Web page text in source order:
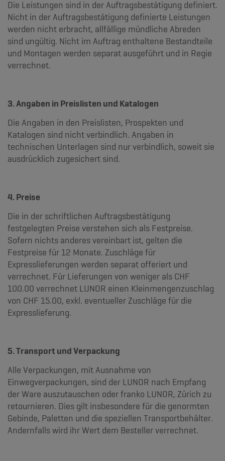
Die Leistungen sind in der Auftragsbestätigung definiert.
Nicht in der Auftragsbestätigung definierte Leistungen
werden nicht erbracht, allfällige mündliche Abreden
sind ungültig. Nicht im Auftrag enthaltene Bestandteile
und Montagen werden separat ausgeführt und in Regie
verrechnet.
3. Angaben in Preislisten und Katalogen
Die Angaben in den Preislisten, Prospekten und
Katalogen sind nicht verbindlich. Angaben in
technischen Unterlagen sind nur verbindlich, soweit sie
ausdrücklich zugesichert sind.
4. Preise
Die in der schriftlichen Auftragsbestätigung
festgelegten Preise verstehen sich als Festpreise.
Sofern nichts anderes vereinbart ist, gelten die
Festpreise für 12 Monate. Zuschläge für
Expresslieferungen werden separat offeriert und
verrechnet. Für Lieferungen von weniger als CHF
100.00 verrechnet LUNOR einen Kleinmengenzuschlag
von CHF 15.00, exkl. eventueller Zuschläge für die
Expresslieferung.
5. Transport und Verpackung
Alle Verpackungen, mit Ausnahme von
Einwegverpackungen, sind der LUNOR nach Empfang
der Ware auszutauschen oder franko LUNOR, Zürich zu
retournieren. Dies gilt insbesondere für die genormten
Gebinde, Paletten und die speziellen Transportbehälter.
Andernfalls wird ihr Wert dem Besteller verrechnet.